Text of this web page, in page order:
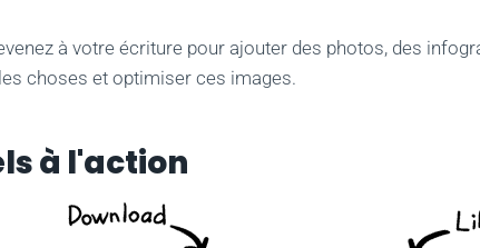
à votre écriture pour ajouter des photos, des
choses et optimiser ces images.
à l'action